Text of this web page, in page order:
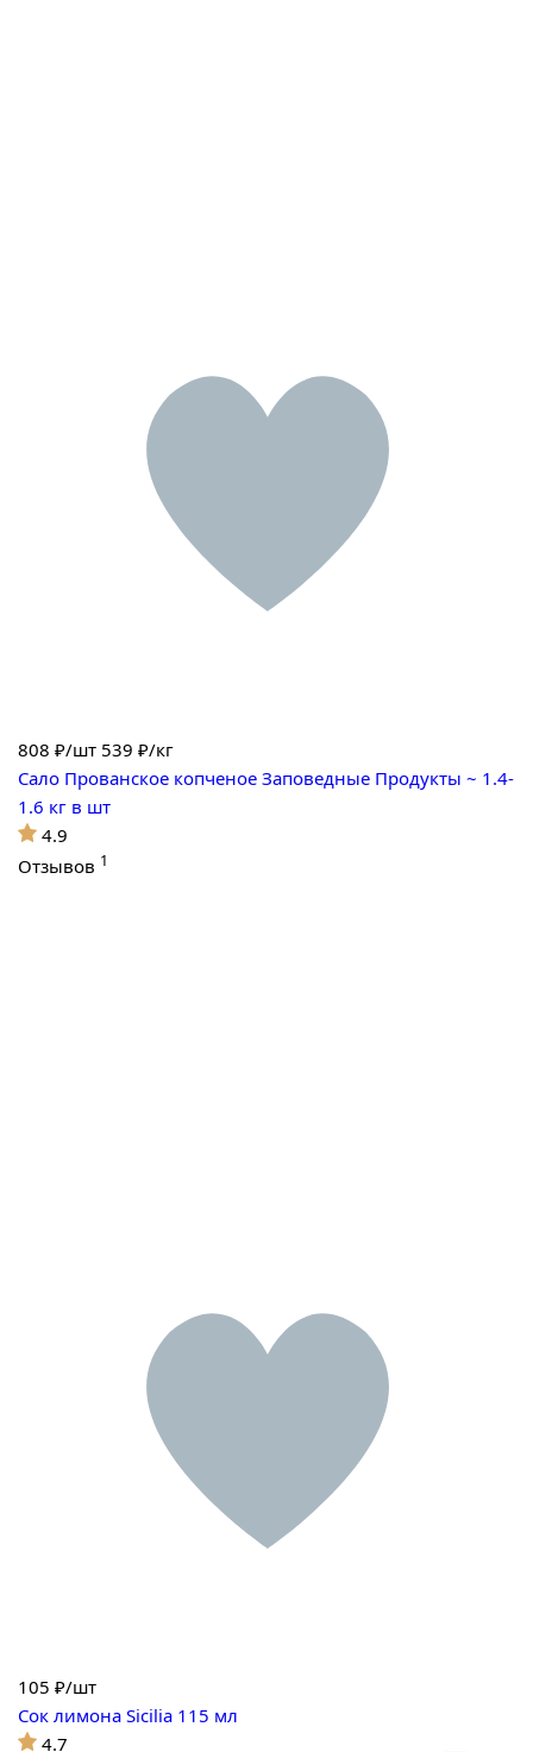
808 ₽/шт 539 ₽/кг
Сало Прованское копченое Заповедные Продукты ~ 1.4-
1.6 кг в шт
4.9
Отзывов 1
105 ₽/шт
Сок лимона Sicilia 115 мл
4.7